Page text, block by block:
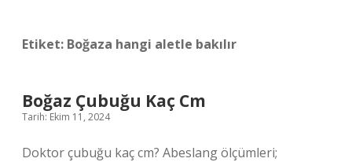
Etiket: Boğaza hangi aletle bakılır
Boğaz Çubuğu Kaç Cm
Tarih: Ekim 11, 2024
Doktor çubuğu kaç cm? Abeslang ölçümleri;